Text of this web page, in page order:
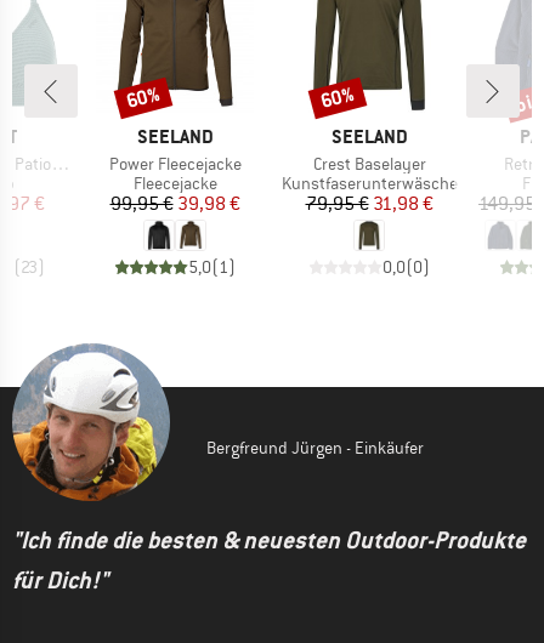
Triangle
Preis
€
(23)
MARKE
SEELAND
Artikel
Power Fleecejacke
Produktgruppe
Fleecejacke
Preis
99,95 €reduzierter Preis
39,98 €
5,0(1)
Rabatt
60%
MARKE
SEELAND
Artikel
Crest Baselayer
Produktgruppe
Kunstfaserunterwäsche
Preis
79,95 €reduzierter Preis
31,98 €
0,0(0)
Rabatt
60%
149,95
Bergfreund Jürgen - Einkäufer
"Ich finde die besten & neuesten Outdoor-Produkte
für Dich!"